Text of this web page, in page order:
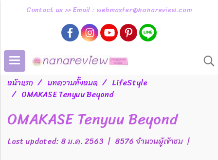
Contact us >> Email : webmaster@nanareview.com
หน้าแรก บทความทั้งหมด
LifeStyle
OMAKASE Tenyuu Beyond
OMAKASE Tenyuu Beyond
Last updated: 8 ม.ค. 2563 | 8576 จำนวนผู้เข้าชม |